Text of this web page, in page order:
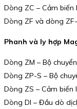
Dòng ZC – Cảm biến
Dòng ZF và dòng
Phanh và ly hợp
Dòng ZM – Bộ
Dòng ZP-S – Bộ
Dòng ZS – Cảm biến
Dòng DI – Đầu dò